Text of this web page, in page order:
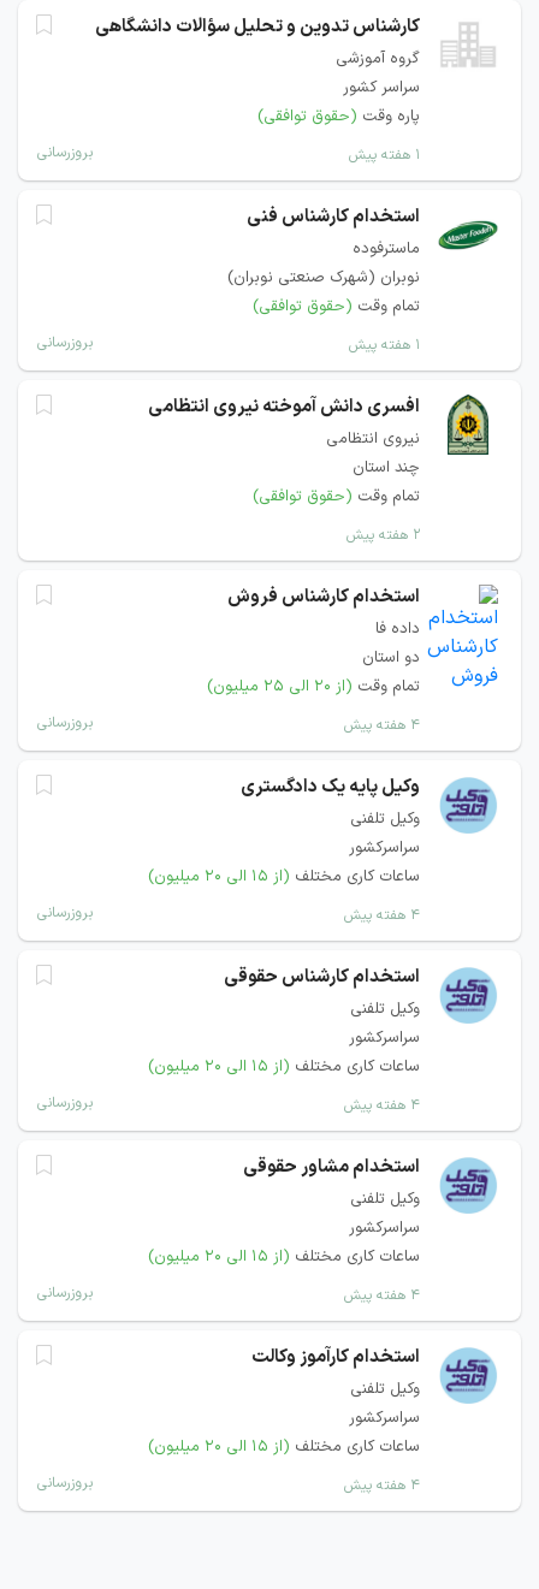
کارشناس تدوین و تحلیل سؤالات دانشگاهی
گروه آموزشی
سراسر کشور
پاره وقت (حقوق توافقی)
۱ هفته پیش بروزرسانی
استخدام کارشناس فنی
ماسترفوده
نوبران (شهرک صنعتی نوبران)
تمام وقت (حقوق توافقی)
۱ هفته پیش بروزرسانی
افسری دانش آموخته نیروی انتظامی
نیروی انتظامی
چند استان
تمام وقت (حقوق توافقی)
۲ هفته پیش
استخدام کارشناس فروش
داده فا
دو استان
تمام وقت (از ۲۰ الی ۲۵ میلیون)
۴ هفته پیش بروزرسانی
وکیل پایه یک دادگستری
وکیل تلفنی
سراسرکشور
ساعات کاری مختلف (از ۱۵ الی ۲۰ میلیون)
۴ هفته پیش بروزرسانی
استخدام کارشناس حقوقی
وکیل تلفنی
سراسرکشور
ساعات کاری مختلف (از ۱۵ الی ۲۰ میلیون)
۴ هفته پیش بروزرسانی
استخدام مشاور حقوقی
وکیل تلفنی
سراسرکشور
ساعات کاری مختلف (از ۱۵ الی ۲۰ میلیون)
۴ هفته پیش بروزرسانی
استخدام کارآموز وکالت
وکیل تلفنی
سراسرکشور
ساعات کاری مختلف (از ۱۵ الی ۲۰ میلیون)
۴ هفته پیش بروزرسانی